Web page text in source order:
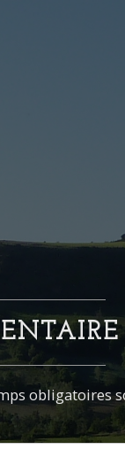
obligatoires